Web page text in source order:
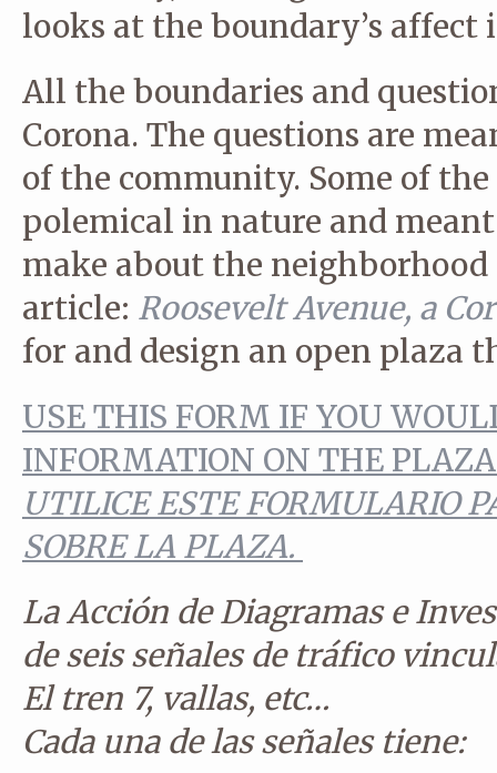
looks at the boundary’s
All the boundaries and
Corona. The questions are
of the community. Some of
polemical in nature and
make about the
article: Roosevelt Avenue, a
for and design an open plaza
USE THIS FORM IF YOU
INFORMATION ON THE
UTILICE ESTE FORMULARIO
SOBRE LA PLAZA.
La Acción de Diagramas e
de seis señales de tráfico
El tren 7, vallas, etc…
Cada una de las señales tiene: